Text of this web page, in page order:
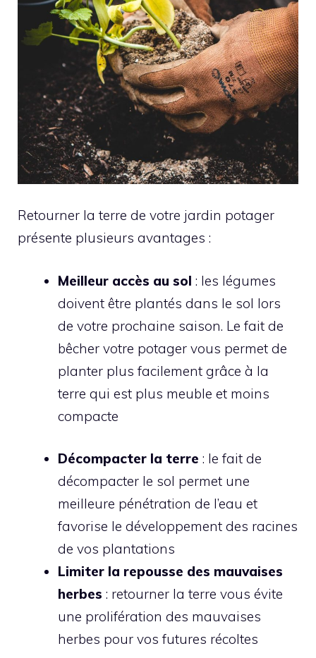
Retourner la terre de votre jardin potager
présente plusieurs avantages :
Meilleur accès au sol : les légumes
doivent être plantés dans le sol lors
de votre prochaine saison. Le fait de
bêcher votre potager vous permet de
planter plus facilement grâce à la
terre qui est plus meuble et moins
compacte
Décompacter la terre : le fait de
décompacter le sol permet une
meilleure pénétration de l’eau et
favorise le développement des racines
de vos plantations
Limiter la repousse des mauvaises
herbes : retourner la terre vous évite
une prolifération des mauvaises
herbes pour vos futures récoltes